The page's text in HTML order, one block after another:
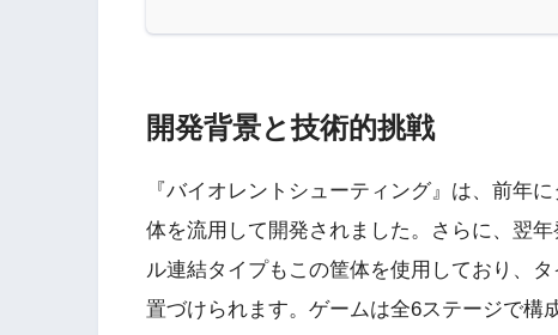
開発背景と技術的挑戦
『バイオレントシューティング』は、前年
体を流用して開発されました。さらに、翌
ル連結タイプもこの筐体を使用しており、
置づけられます。ゲームは全6ステージで構